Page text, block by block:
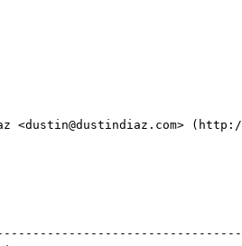
<dustin@dustindiaz.com>